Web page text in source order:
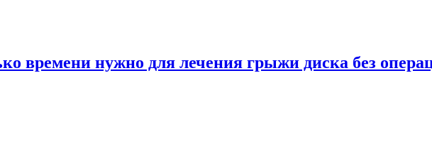
времени нужно для лечения грыжи диска без